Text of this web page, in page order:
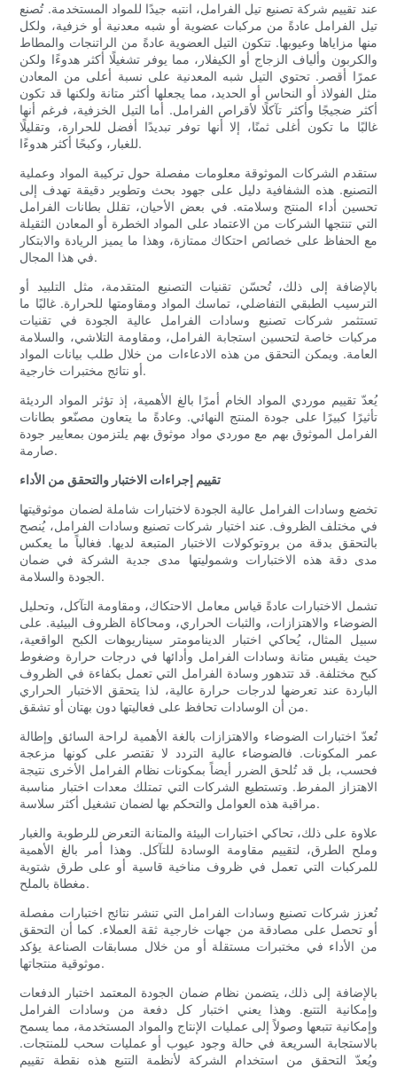
عند تقييم شركة تصنيع تيل الفرامل، انتبه جيدًا للمواد المستخدمة. تُصنع
تيل الفرامل عادةً من مركبات عضوية أو شبه معدنية أو خزفية، ولكل
منها مزاياها وعيوبها. تتكون التيل العضوية عادةً من الراتنجات والمطاط
والكربون وألياف الزجاج أو الكيفلار، مما يوفر تشغيلًا أكثر هدوءًا ولكن
عمرًا أقصر. تحتوي التيل شبه المعدنية على نسبة أعلى من المعادن
مثل الفولاذ أو النحاس أو الحديد، مما يجعلها أكثر متانة ولكنها قد تكون
أكثر ضجيجًا وأكثر تآكلًا لأقراص الفرامل. أما التيل الخزفية، فرغم أنها
غالبًا ما تكون أغلى ثمنًا، إلا أنها توفر تبديدًا أفضل للحرارة، وتقليلًا
للغبار، وكبحًا أكثر هدوءًا.
ستقدم الشركات الموثوقة معلومات مفصلة حول تركيبة المواد وعملية
التصنيع. هذه الشفافية دليل على جهود بحث وتطوير دقيقة تهدف إلى
تحسين أداء المنتج وسلامته. في بعض الأحيان، تقلل بطانات الفرامل
التي تنتجها الشركات من الاعتماد على المواد الخطرة أو المعادن الثقيلة
مع الحفاظ على خصائص احتكاك ممتازة، وهذا ما يميز الريادة والابتكار
في هذا المجال.
بالإضافة إلى ذلك، تُحسّن تقنيات التصنيع المتقدمة، مثل التلبيد أو
الترسيب الطبقي التفاضلي، تماسك المواد ومقاومتها للحرارة. غالبًا ما
تستثمر شركات تصنيع وسادات الفرامل عالية الجودة في تقنيات
مركبات خاصة لتحسين استجابة الفرامل، ومقاومة التلاشي، والسلامة
العامة. ويمكن التحقق من هذه الادعاءات من خلال طلب بيانات المواد
أو نتائج مختبرات خارجية.
يُعدّ تقييم موردي المواد الخام أمرًا بالغ الأهمية، إذ تؤثر المواد الرديئة
تأثيرًا كبيرًا على جودة المنتج النهائي. وعادةً ما يتعاون مصنّعو بطانات
الفرامل الموثوق بهم مع موردي مواد موثوق بهم يلتزمون بمعايير جودة
صارمة.
تقييم إجراءات الاختبار والتحقق من الأداء
تخضع وسادات الفرامل عالية الجودة لاختبارات شاملة لضمان موثوقيتها
في مختلف الظروف. عند اختيار شركات تصنيع وسادات الفرامل، يُنصح
بالتحقق بدقة من بروتوكولات الاختبار المتبعة لديها. فغالباً ما يعكس
مدى دقة هذه الاختبارات وشموليتها مدى جدية الشركة في ضمان
الجودة والسلامة.
تشمل الاختبارات عادةً قياس معامل الاحتكاك، ومقاومة التآكل، وتحليل
الضوضاء والاهتزازات، والثبات الحراري، ومحاكاة الظروف البيئية. على
سبيل المثال، يُحاكي اختبار الدينامومتر سيناريوهات الكبح الواقعية،
حيث يقيس متانة وسادات الفرامل وأدائها في درجات حرارة وضغوط
كبح مختلفة. قد تتدهور وسادة الفرامل التي تعمل بكفاءة في الظروف
الباردة عند تعرضها لدرجات حرارة عالية، لذا يتحقق الاختبار الحراري
من أن الوسادات تحافظ على فعاليتها دون بهتان أو تشقق.
تُعدّ اختبارات الضوضاء والاهتزازات بالغة الأهمية لراحة السائق وإطالة
عمر المكونات. فالضوضاء عالية التردد لا تقتصر على كونها مزعجة
فحسب، بل قد تُلحق الضرر أيضاً بمكونات نظام الفرامل الأخرى نتيجة
الاهتزاز المفرط. وتستطيع الشركات التي تمتلك معدات اختبار مناسبة
مراقبة هذه العوامل والتحكم بها لضمان تشغيل أكثر سلاسة.
علاوة على ذلك، تحاكي اختبارات البيئة والمتانة التعرض للرطوبة والغبار
وملح الطرق، لتقييم مقاومة الوسادة للتآكل. وهذا أمر بالغ الأهمية
للمركبات التي تعمل في ظروف مناخية قاسية أو على طرق شتوية
مغطاة بالملح.
تُعزز شركات تصنيع وسادات الفرامل التي تنشر نتائج اختبارات مفصلة
أو تحصل على مصادقة من جهات خارجية ثقة العملاء. كما أن التحقق
من الأداء في مختبرات مستقلة أو من خلال مسابقات الصناعة يؤكد
موثوقية منتجاتها.
بالإضافة إلى ذلك، يتضمن نظام ضمان الجودة المعتمد اختبار الدفعات
وإمكانية التتبع. وهذا يعني اختبار كل دفعة من وسادات الفرامل
وإمكانية تتبعها وصولاً إلى عمليات الإنتاج والمواد المستخدمة، مما يسمح
بالاستجابة السريعة في حالة وجود عيوب أو عمليات سحب للمنتجات.
ويُعدّ التحقق من استخدام الشركة لأنظمة التتبع هذه نقطة تقييم